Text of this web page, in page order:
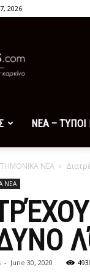
2026
ΝΕΑ –
ΝΕΑ
ΝΕΑ
- June 30, 2020